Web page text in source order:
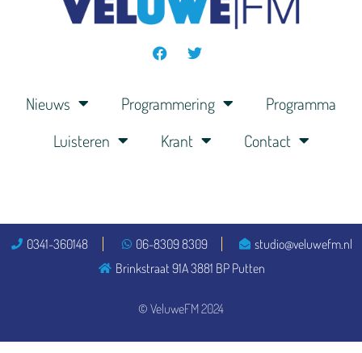
Nieuws Programmering
Programma
Luisteren
Krant Contact
© VeluweFM 2024
0341-360148 06-8309 8309
studio@veluwefm.nl
Brinkstraat 91A 3881 BP Putten